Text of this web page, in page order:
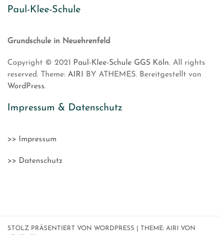
Paul-Klee-Schule
Grundschule in Neuehrenfeld
Copyright © 2021 Paul-Klee-Schule GGS Köln. All rights
reserved. Theme: AIRI
BY ATHEMES. Bereitgestellt von
WordPress.
Impressum & Datenschutz
>> Impressum
>> Datenschutz
STOLZ PRÄSENTIERT VON WORDPRESS THEME: AIRI
VON